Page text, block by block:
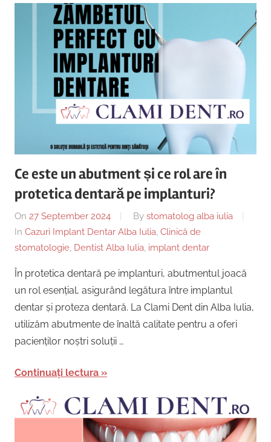
Ce este un abutment și ce rol are în
protetica dentară pe implanturi?
On 27 September 2024 By stomatolog alba iulia
In Cazuri Implant Dentar Alba Iulia, Clinică de
stomatologie, Dentist Alba Iulia, implant dentar
În protetica dentară pe implanturi, abutmentul joacă
un rol esențial, asigurând legătura între implantul
dentar și proteza dentară. La Clami Dent din Alba Iulia,
utilizăm abutmente de înaltă calitate pentru a oferi
pacienților noștri soluții …
Continuați lectura